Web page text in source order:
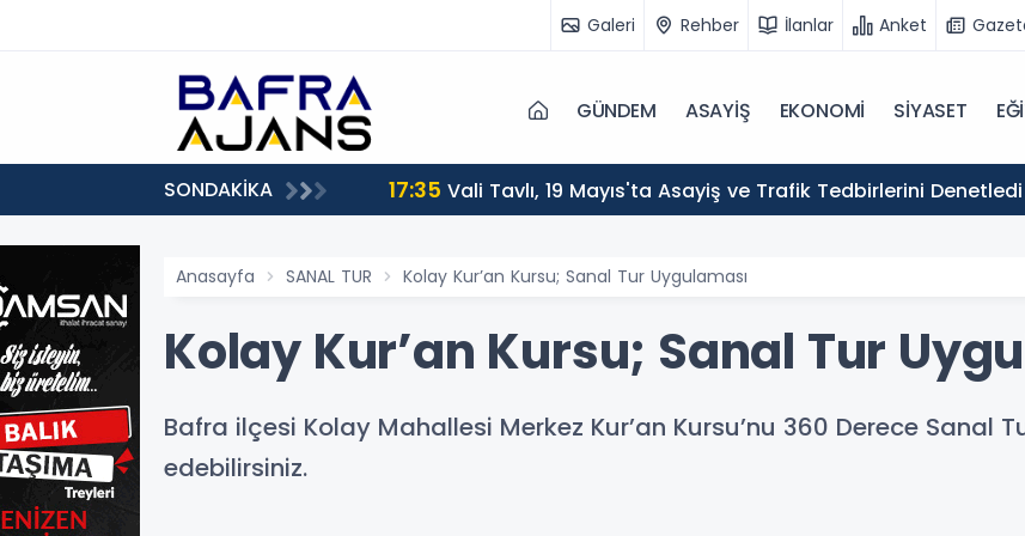
Galeri Rehber İlanlar Anket
GÜNDEM ASAYİŞ EKONOMİ SİYASET
SONDAKİKA 17:35 Vali Tavlı, 19 Mayıs'ta Asayiş ve Trafik Tedbirlerini Denetledi
Anasayfa SANAL TUR Kolay Kur’an Kursu; Sanal Tur Uygulaması
Kolay Kur’an Kursu; Sanal Tur
Bafra ilçesi Kolay Mahallesi Merkez Kur’an Kursu’nu 360 Derece Sanal
edebilirsiniz.